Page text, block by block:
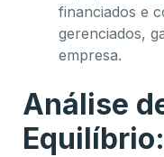
financiados e
gerenciados,
empresa.
Análise
Equilíbrio: